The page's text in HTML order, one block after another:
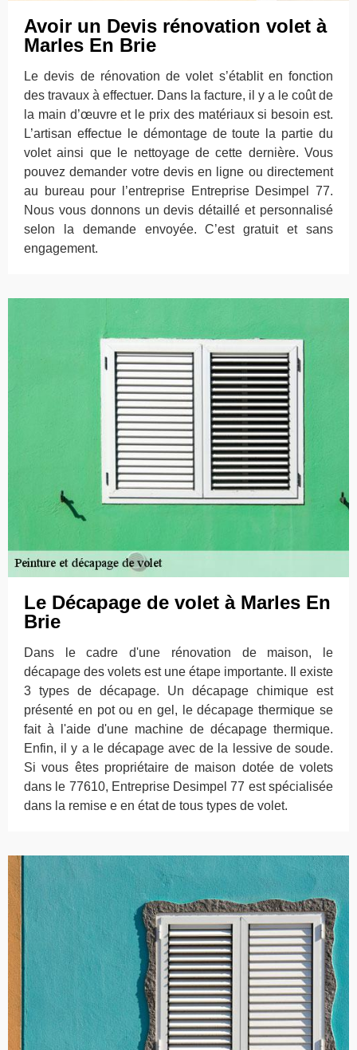
Avoir un Devis rénovation volet à
Marles En Brie
Le devis de rénovation de volet s’établit en fonction
des travaux à effectuer. Dans la facture, il y a le coût de
la main d’œuvre et le prix des matériaux si besoin est.
L’artisan effectue le démontage de toute la partie du
volet ainsi que le nettoyage de cette dernière. Vous
pouvez demander votre devis en ligne ou directement
au bureau pour l’entreprise Entreprise Desimpel 77.
Nous vous donnons un devis détaillé et personnalisé
selon la demande envoyée. C’est gratuit et sans
engagement.
Le Décapage de volet à Marles En
Brie
Dans le cadre d'une rénovation de maison, le
décapage des volets est une étape importante. Il existe
3 types de décapage. Un décapage chimique est
présenté en pot ou en gel, le décapage thermique se
fait à l'aide d'une machine de décapage thermique.
Enfin, il y a le décapage avec de la lessive de soude.
Si vous êtes propriétaire de maison dotée de volets
dans le 77610, Entreprise Desimpel 77 est spécialisée
dans la remise e en état de tous types de volet.